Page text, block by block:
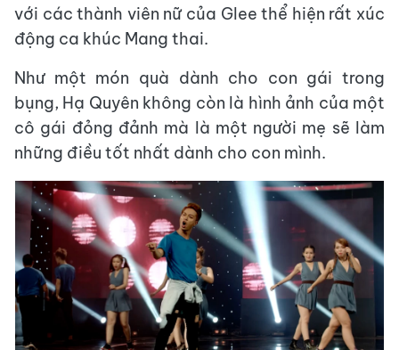
với các thành viên nữ của Glee thể hiện rất xúc
động ca khúc Mang thai.
Như một món quà dành cho con gái trong
bụng, Hạ Quyên không còn là hình ảnh của một
cô gái đỏng đảnh mà là một người mẹ sẽ làm
những điều tốt nhất dành cho con mình.